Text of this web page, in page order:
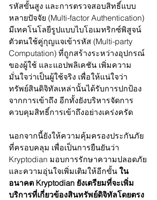
รหัสขั้นสูง และการตรวจสอบสิทธิ์แบบ
หลายปัจจัย (Multi-factor Authentication)
มีเทคโนโลยีรูปแบบไบโอเมทริกซ์พิสูจน์
ตัวตนใช้คู่กุญแจเข้ารหัส (Multi-party
Computation) ที่ถูกสร้างระหว่างอุปกรณ์
ของผู้ใช้ และแอปพลิเคชัน เพิ่มความ
มั่นใจว่าเป็นผู้ใช้จริง เพื่อให้แน่ใจว่า
ทรัพย์สินดิจิทัลเหล่านั้นได้รับการปกป้อง
จากการเข้าถึง อีกทั้งยังบริหารจัดการ
ควบคุมสิทธิ์การเข้าถึงอย่างเคร่งครัด
นอกจากนี้ยังให้ความคุ้มครองประกันภัย
ที่ครอบคลุม เพื่อเป็นการยืนยันว่า
Kryptodian มอบการรักษาความปลอดภัย
และความอุ่นใจเพิ่มเติมให้อีกขั้น ใน
อนาคต Kryptodian ยังเตรียมที่จะเพิ่ม
บริการที่เกี่ยวข้องสินทรัพย์ดิจิทัลโดยตรง